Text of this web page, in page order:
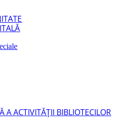
A ACTIVITĂŢII BIBLIOTECILOR